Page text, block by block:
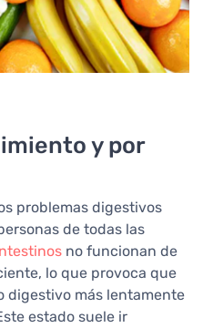
y por
problemas digestivos
de todas las
no funcionan de
lo que provoca que
digestivo más lentamente
estado suele ir